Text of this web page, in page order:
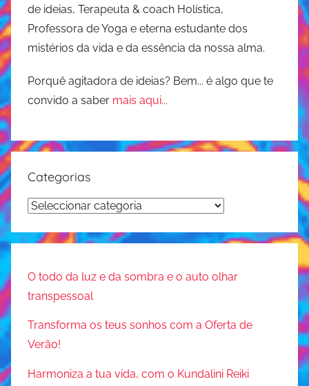
de ideias, Terapeuta & coach Holística,
Professora de Yoga e eterna estudante dos
mistérios da vida e da essência da nossa alma.
Porquê agitadora de ideias? Bem... é algo que te
convido a saber mais aqui...
Categorias
Categorias
O todo da luz e da sombra e o auto olhar
transpessoal
Transforma os teus sonhos com a Oferta de
Verão!
Harmoniza a tua vida, com o Kundalini Reiki